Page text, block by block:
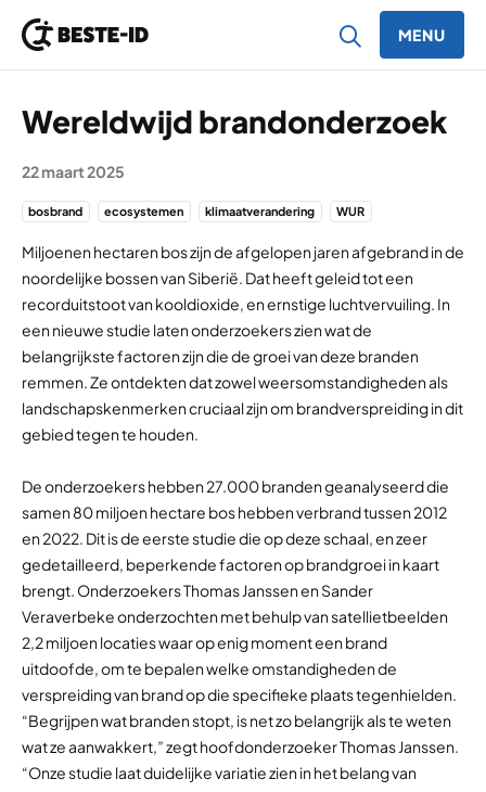
MENU
Wereldwijd brandonderzoek
22 maart 2025
bosbrand ecosystemen klimaatverandering WUR
Miljoenen hectaren bos zijn de afgelopen jaren afgebrand in de
noordelijke bossen van Siberië. Dat heeft geleid tot een
recorduitstoot van kooldioxide, en ernstige luchtvervuiling. In
een nieuwe studie laten onderzoekers zien wat de
belangrijkste factoren zijn die de groei van deze branden
remmen. Ze ontdekten dat zowel weersomstandigheden als
landschapskenmerken cruciaal zijn om brandverspreiding in dit
gebied tegen te houden.
De onderzoekers hebben 27.000 branden geanalyseerd die
samen 80 miljoen hectare bos hebben verbrand tussen 2012
en 2022. Dit is de eerste studie die op deze schaal, en zeer
gedetailleerd, beperkende factoren op brandgroei in kaart
brengt. Onderzoekers Thomas Janssen en Sander
Veraverbeke onderzochten met behulp van satellietbeelden
2,2 miljoen locaties waar op enig moment een brand
uitdoofde, om te bepalen welke omstandigheden de
verspreiding van brand op die specifieke plaats tegenhielden.
“Begrijpen wat branden stopt, is net zo belangrijk als te weten
wat ze aanwakkert,” zegt hoofdonderzoeker Thomas Janssen.
“Onze studie laat duidelijke variatie zien in het belang van